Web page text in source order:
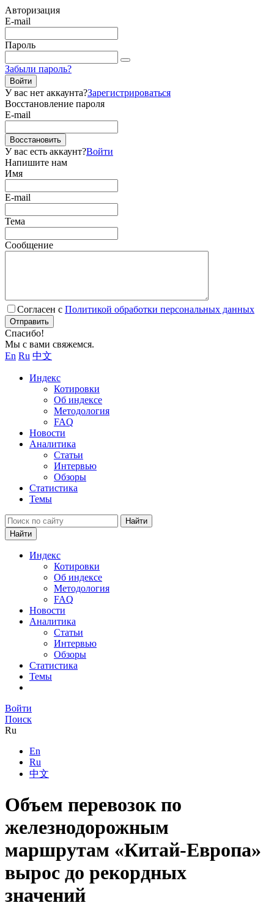
Авторизация
E-mail
Пароль
Забыли пароль?
Войти
У вас нет аккаунта?Зарегистрироваться
Восстановление пароля
E-mail
Восстановить
У вас есть аккаунт?Войти
Напишите нам
Имя
E-mail
Тема
Сообщение
Согласен с Политикой обработки персональных данных
Отправить
Спасибо!
Мы с вами свяжемся.
En Ru 中文
Индекс
Котировки
Об индексе
Методология
FAQ
Новости
Аналитика
Статьи
Интервью
Обзоры
Статистика
Темы
Найти
Найти
Индекс
Котировки
Об индексе
Методология
FAQ
Новости
Аналитика
Статьи
Интервью
Обзоры
Статистика
Темы
Войти
Поиск
Ru
En
Ru
中文
Объем перевозок по
железнодорожным
маршрутам «Китай-Европа»
вырос до рекордных
значений